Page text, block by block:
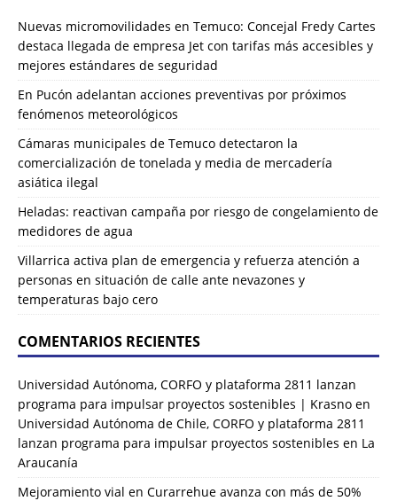
Nuevas micromovilidades en Temuco: Concejal Fredy Cartes
destaca llegada de empresa Jet con tarifas más accesibles y
mejores estándares de seguridad
En Pucón adelantan acciones preventivas por próximos
fenómenos meteorológicos
Cámaras municipales de Temuco detectaron la
comercialización de tonelada y media de mercadería
asiática ilegal
Heladas: reactivan campaña por riesgo de congelamiento de
medidores de agua
Villarrica activa plan de emergencia y refuerza atención a
personas en situación de calle ante nevazones y
temperaturas bajo cero
COMENTARIOS RECIENTES
Universidad Autónoma, CORFO y plataforma 2811 lanzan
programa para impulsar proyectos sostenibles | Krasno en
Universidad Autónoma de Chile, CORFO y plataforma 2811
lanzan programa para impulsar proyectos sostenibles en La
Araucanía
Mejoramiento vial en Curarrehue avanza con más de 50%